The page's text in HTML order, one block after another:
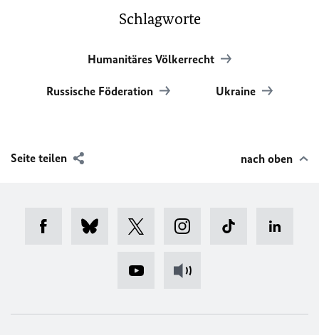
Schlagworte
Humanitäres Völkerrecht
Russische Föderation Ukraine
Seite teilen nach oben